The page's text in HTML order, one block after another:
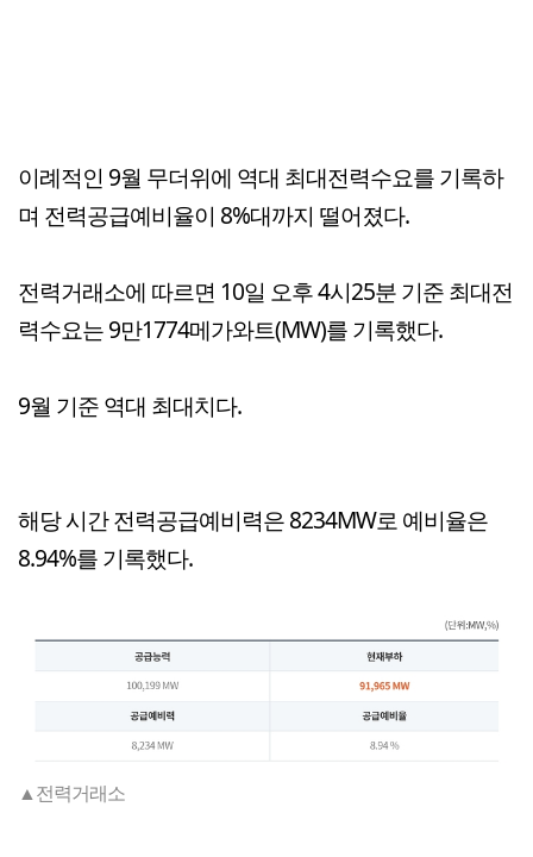
이례적인 9월 무더위에 역대 최대전력수요를 기록하
며 전력공급예비율이 8%대까지 떨어졌다.
전력거래소에 따르면 10일 오후 4시25분 기준 최대전
력수요는 9만1774메가와트(MW)를 기록했다.
9월 기준 역대 최대치다.
해당 시간 전력공급예비력은 8234MW로 예비율은
8.94%를 기록했다.
▲전력거래소